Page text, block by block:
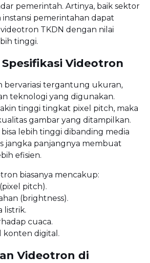
pemerintah. Artinya, baik sektor
pemerintahan dapat
TKDN dengan nilai
tinggi.
Videotron
bervariasi tergantung ukuran,
teknologi yang digunakan.
tinggi tingkat pixel pitch, maka
gambar yang ditampilkan.
bisa lebih tinggi dibanding media
jangka panjangnya membuat
efisien.
biasanya mencakup:
pitch).
(brightness).
listrik.
cuaca.
konten digital.
Videotron di